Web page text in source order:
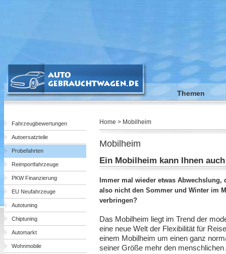
Themen
Fahrzeugbewertungen
Autoersatzteile
Probefahrten
Reimportfahrzeuge
PKW Finanzierung
EU Neufahrzeuge
Autotuning
Chiptuning
Automarkt
Wohnmobile
Home > Mobilheim
Mobilheim
Ein Mobilheim kann Ihnen
Immer mal wieder etwas
also nicht den Sommer und Winter im
verbringen?
Das Mobilheim liegt im Trend der
eine neue Welt der Flexibilität für
einem Mobilheim um einen ganz
seiner Größe mehr den